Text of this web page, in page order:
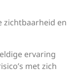
zichtbaarheid en
ervaring
met zich